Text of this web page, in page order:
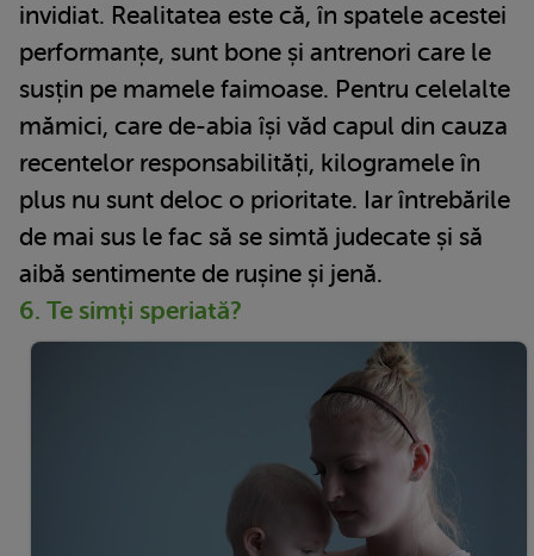
invidiat. Realitatea este că, în spatele acestei
performanțe, sunt bone și antrenori care le
susțin pe mamele faimoase. Pentru celelalte
mămici, care de-abia își văd capul din cauza
recentelor responsabilități, kilogramele în
plus nu sunt deloc o prioritate. Iar întrebările
de mai sus le fac să se simtă judecate și să
aibă sentimente de rușine și jenă.
6. Te simți speriată?